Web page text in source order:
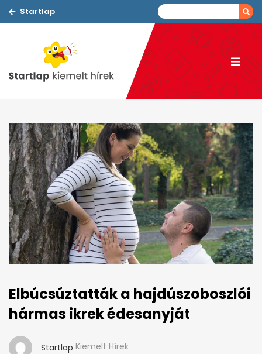
Startlap
Elbúcsúztatták a hajdúszoboszlói
hármas ikrek édesanyját
Startlap Kiemelt Hírek